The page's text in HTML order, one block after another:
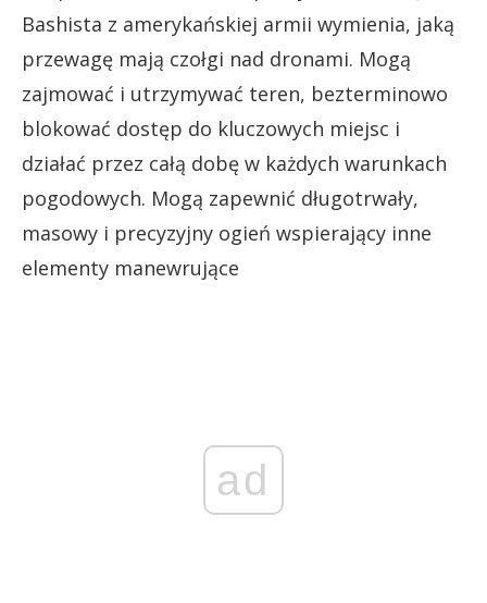
Bashista z amerykańskiej armii wymienia, jaką
przewagę mają czołgi nad dronami. Mogą
zajmować i utrzymywać teren, bezterminowo
blokować dostęp do kluczowych miejsc i
działać przez całą dobę w każdych warunkach
pogodowych. Mogą zapewnić długotrwały,
masowy i precyzyjny ogień wspierający inne
elementy manewrujące
ad